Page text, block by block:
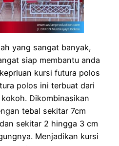
yang sangat banyak,
siap membantu anda
kursi futura polos
polos ini terbuat dari
Dikombinasikan
tebal sekitar 7cm
sekitar 2 hingga 3 cm
Menjadikan kursi